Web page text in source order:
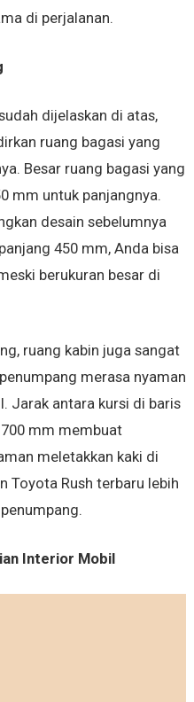
di perjalanan.
dijelaskan di atas,
ruang bagasi yang
Besar ruang bagasi yang
mm untuk panjangnya.
desain sebelumnya
450 mm, Anda bisa
berukuran besar di
ruang kabin juga sangat
merasa nyaman
Jarak antara kursi di baris
mm membuat
meletakkan kaki di
Toyota Rush terbaru lebih
Interior Mobil